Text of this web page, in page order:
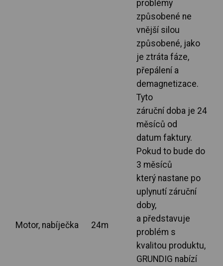
Motor, nabíječka 24m
problémy
způsobené ne
vnější silou
způsobené, jako
je ztráta fáze,
přepálení a
demagnetizace.
Tyto
záruční doba je 24
měsíců od
datum faktury.
Pokud to bude do
3 měsíců
který nastane po
uplynutí záruční
doby,
a představuje
problém s
kvalitou produktu,
GRUNDIG nabízí